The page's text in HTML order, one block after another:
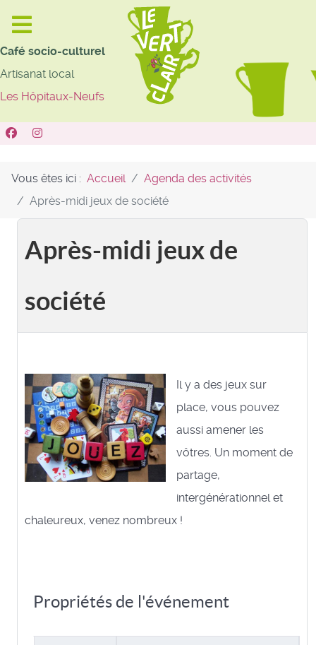
Café socio-culturel
Artisanat local
Les Hôpitaux-Neufs
Vous êtes ici : Accueil
Agenda des activités
Après-midi jeux de société
Après-midi jeux de
société
Il y a des jeux sur
place, vous pouvez
aussi amener les
vôtres. Un moment de
partage,
intergénérationnel et
chaleureux, venez nombreux !
Propriétés de l'événement